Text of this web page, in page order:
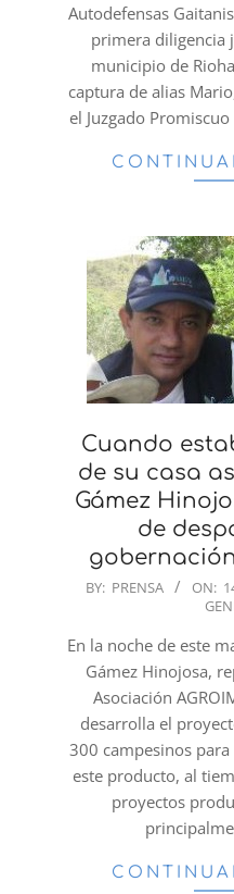
Autodefensas
primera diligencia
municipio de
captura de alias
el Juzgado
Cuando
de su casa
Gámez
de
2022-
14
BY: PRENSA ON:
En la noche de este
Gámez Hinojosa,
Asociación
desarrolla el
300 campesinos
este producto, al
proyectos